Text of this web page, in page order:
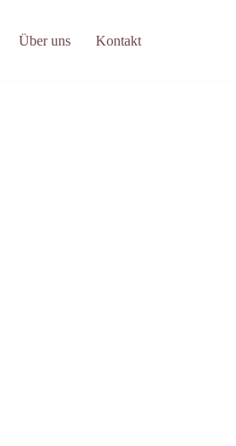
Über uns Kontakt